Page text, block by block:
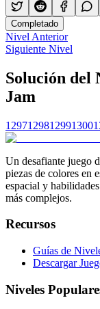
Completado
Nivel Anterior
Siguiente Nivel
Solución del
Jam
1297129812991300
Un desafiante juego
piezas de colores en
espacial y
más complejos.
Recursos
Guías de
Descargar
Niveles